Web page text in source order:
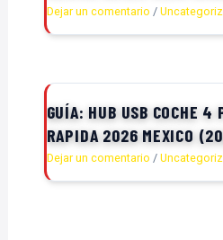
Dejar un comentario /
GUÍA: HUB USB COCHE 4
RAPIDA 2026 MEXICO
Dejar un comentario /